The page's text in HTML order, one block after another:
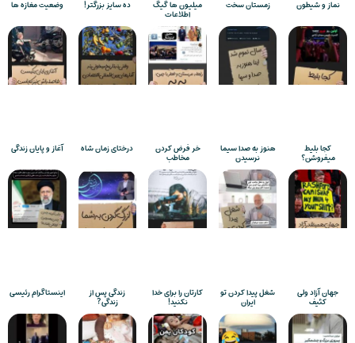
نماز و شیطون زمستان سخت میلیون ها گیگ
اطلاعات
ده سایز بزرگتر! وضعیت مغازه ها
کجا بلیط
میفروشن؟
هنوز به صدا سیما
نرسیدن
خر فرض کردن
مخاطب
درختای زمان شاه آغاز و پایان زندگی
جهان آزاد ولی
کثیف
شغل پیدا کردن تو
ایران
کارتان را برای خدا
نکنید!
زندگی پس از
زندگی?
اینستاگرام رئیسی